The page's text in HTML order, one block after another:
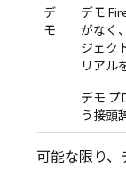
デ
モ
デモ
がなく
ジェク
リアル
デモ プ
う接頭
可能な限り、